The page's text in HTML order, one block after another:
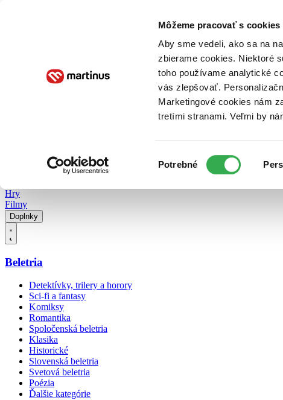
Môžeme pracovať s
Aby sme vedeli, ako sa na
zbierame cookies. Niektoré
toho používame analytické
vás zlepšovať.
Marketingové cookies nám
tretími stranami. Veľmi by
súhlasu
Potrebné
Poukážky Kontakt
Hry
Filmy
Doplnky
Beletria
Detektívky, trilery a horory
Sci-fi a fantasy
Komiksy
Romantika
Spoločenská beletria
Klasika
Historické
Slovenská beletria
Svetová beletria
Poézia
Ďalšie kategórie